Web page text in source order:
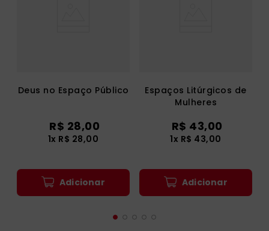
Deus no Espaço Público
R$ 28,00
1x R$ 28,00
Adicionar
Espaços Litúrgicos de
Mulheres
R$ 43,00
1x R$ 43,00
Adicionar